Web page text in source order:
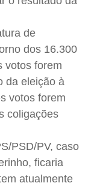
de
dos 16.300
votos forem
da eleição à
votos forem
coligações
PSD/PV, caso
, ficaria
atualmente